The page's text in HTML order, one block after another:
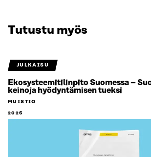
Tutustu myös
JULKAISU
Ekosysteemitilinpito Suomessa –
keinoja hyödyntämisen tueksi
MUISTIO
2026